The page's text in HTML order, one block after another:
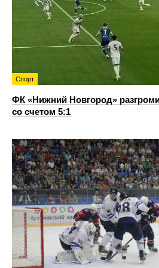
Спорт
ФК «Нижний Новгород»
со счетом 5:1